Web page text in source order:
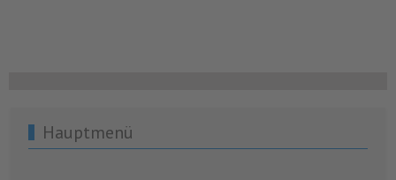
Hauptmenü